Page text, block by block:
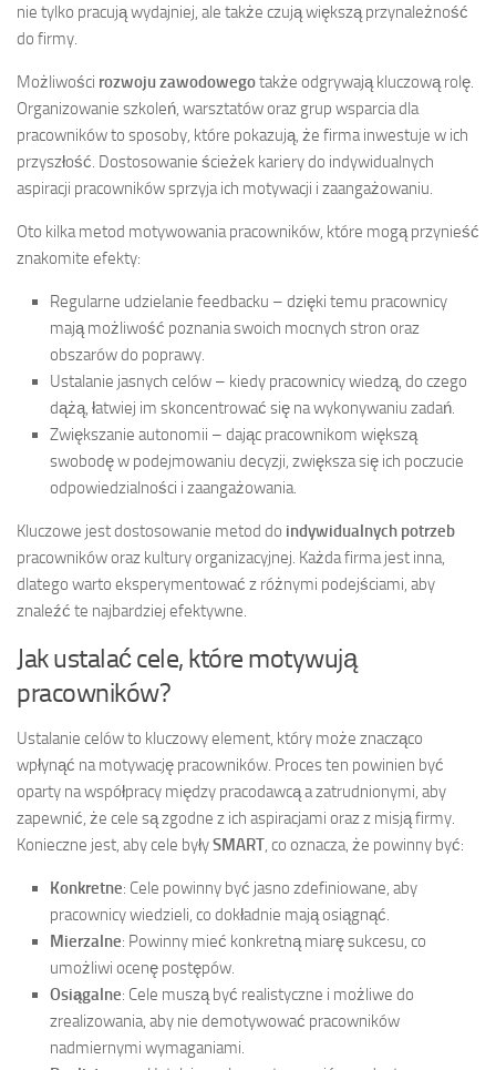
nie tylko pracują wydajniej, ale także czują większą przynależność
do firmy.
Możliwości rozwoju zawodowegotakże odgrywają kluczową rolę.
Organizowanie szkoleń, warsztatów oraz grup wsparcia dla
pracowników to sposoby, które pokazują, że firma inwestuje w ich
przyszłość. Dostosowanie ścieżek kariery do indywidualnych
aspiracji pracowników sprzyja ich motywacji i zaangażowaniu.
Oto kilka metod motywowania pracowników, które mogą przynieść
znakomite efekty:
Regularne udzielanie feedbacku – dzięki temu pracownicy
mają możliwość poznania swoich mocnych stron oraz
obszarów do poprawy.
Ustalanie jasnych celów – kiedy pracownicy wiedzą, do czego
dążą, łatwiej im skoncentrować się na wykonywaniu zadań.
Zwiększanie autonomii – dając pracownikom większą
swobodę w podejmowaniu decyzji, zwiększa się ich poczucie
odpowiedzialności i zaangażowania.
Kluczowe jest dostosowanie metod do indywidualnych potrzeb
pracowników oraz kultury organizacyjnej. Każda firma jest inna,
dlatego warto eksperymentować z różnymi podejściami, aby
znaleźć te najbardziej efektywne.
Jak ustalać cele, które motywują
pracowników?
Ustalanie celów to kluczowy element, który może znacząco
wpłynąć na motywację pracowników. Proces ten powinien być
oparty na współpracy między pracodawcą a zatrudnionymi, aby
zapewnić, że cele są zgodne z ich aspiracjami oraz z misją firmy.
Konieczne jest, aby cele byłySMART, co oznacza, że powinny być:
Konkretne: Cele powinny być jasno zdefiniowane, aby
pracownicy wiedzieli, co dokładnie mają osiągnąć.
Mierzalne: Powinny mieć konkretną miarę sukcesu, co
umożliwi ocenę postępów.
Osiągalne: Cele muszą być realistyczne i możliwe do
zrealizowania, aby nie demotywować pracowników
nadmiernymi wymaganiami.